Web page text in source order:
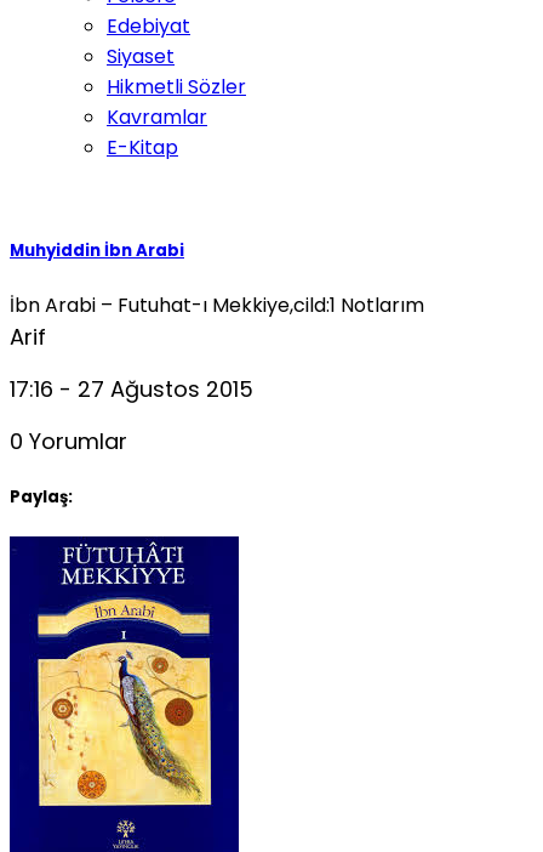
Edebiyat
Siyaset
Hikmetli Sözler
Kavramlar
E-Kitap
Muhyiddin İbn Arabi
İbn Arabi – Futuhat-ı Mekkiye,cild:1 Notlarım
Arif
17:16 - 27 Ağustos 2015
0 Yorumlar
Paylaş: